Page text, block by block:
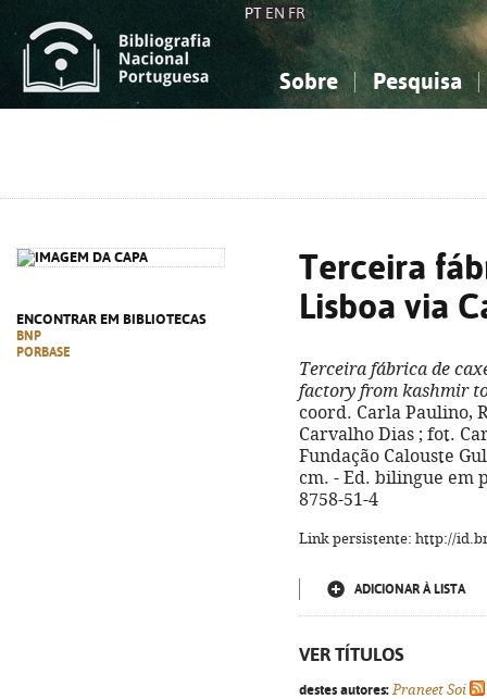
PT EN FR
Sobre Pesquisa
ENCONTRAR EM BIBLIOTECAS
BNP
PORBASE
Terceira
Lisboa via
Terceira fábrica de
factory from kashmir
coord. Carla Paulino,
Carvalho Dias ; fot.
Fundação Calouste
cm. - Ed. bilingue em
8758-51-4
Link persistente: http://
ADICIONAR À LISTA
VER TÍTULOS
destes autores: Praneet Soi